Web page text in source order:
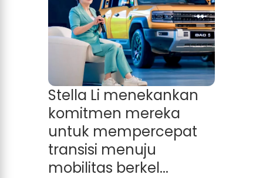
Stella Li menekankan
komitmen mereka
untuk mempercepat
transisi menuju
mobilitas berkel...